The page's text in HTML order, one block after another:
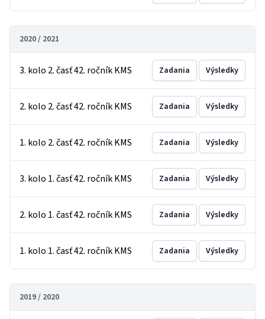
2020 / 2021
3. kolo 2. časť 42. ročník KMS Zadania Výsledky
2. kolo 2. časť 42. ročník KMS Zadania Výsledky
1. kolo 2. časť 42. ročník KMS Zadania Výsledky
3. kolo 1. časť 42. ročník KMS Zadania Výsledky
2. kolo 1. časť 42. ročník KMS Zadania Výsledky
1. kolo 1. časť 42. ročník KMS Zadania Výsledky
2019 / 2020